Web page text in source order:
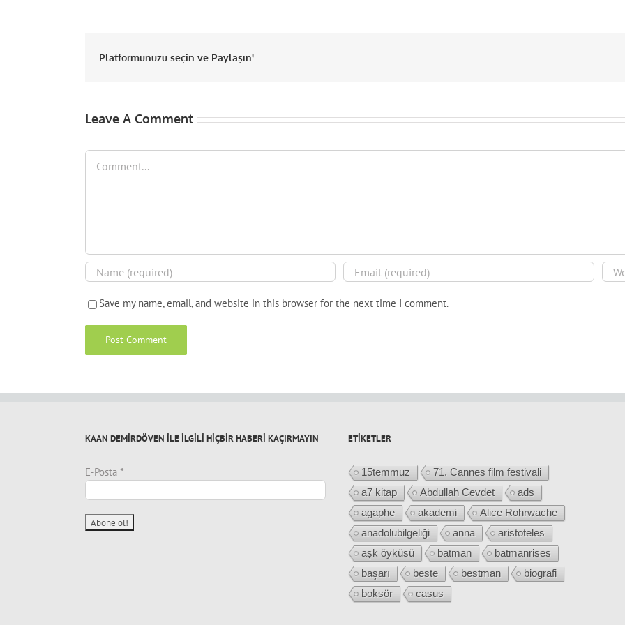
Platformunuzu seçin ve Paylaşın!
Leave A Comment
Comment
Save my name, email, and website in this browser for the next time I comment.
KAAN DEMİRDÖVEN İLE İLGİLİ HİÇBİR HABERİ KAÇIRMAYIN
E-Posta *
ETIKETLER
15temmuz
71. Cannes film festivali
a7 kitap
Abdullah Cevdet
ads
agaphe
akademi
Alice Rohrwache
anadolubilgeliği
anna
aristoteles
aşk öyküsü
batman
batmanrises
başarı
beste bestman
biografi
boksör
casus